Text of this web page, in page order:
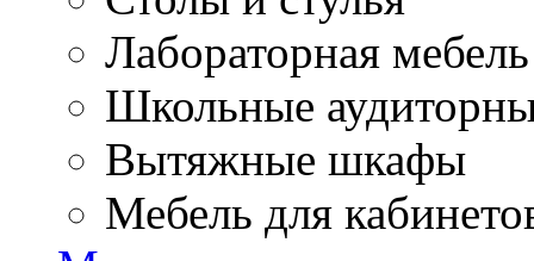
Лабораторная мебель
Школьные
Вытяжные шкафы
Мебель для